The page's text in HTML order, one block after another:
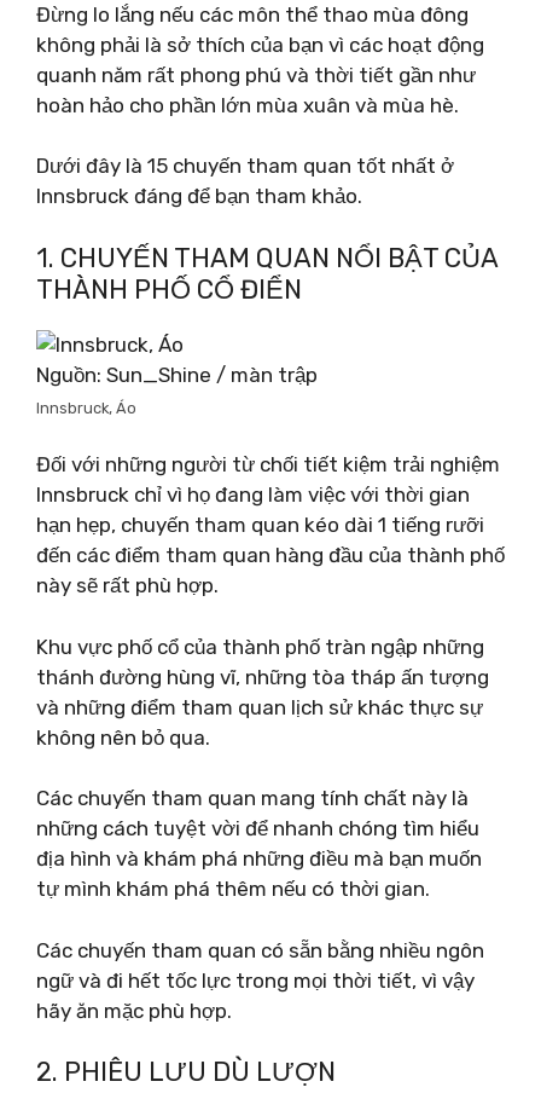
Đừng lo lắng nếu các môn thể thao mùa đông
không phải là sở thích của bạn vì các hoạt động
quanh năm rất phong phú và thời tiết gần như
hoàn hảo cho phần lớn mùa xuân và mùa hè.
Dưới đây là 15 chuyến tham quan tốt nhất ở
Innsbruck đáng để bạn tham khảo.
1. CHUYẾN THAM QUAN NỔI BẬT CỦA
THÀNH PHỐ CỔ ĐIỂN
Nguồn: Sun_Shine / màn trập
Innsbruck, Áo
Đối với những người từ chối tiết kiệm trải nghiệm
Innsbruck chỉ vì họ đang làm việc với thời gian
hạn hẹp, chuyến tham quan kéo dài 1 tiếng rưỡi
đến các điểm tham quan hàng đầu của thành phố
này sẽ rất phù hợp.
Khu vực phố cổ của thành phố tràn ngập những
thánh đường hùng vĩ, những tòa tháp ấn tượng
và những điểm tham quan lịch sử khác thực sự
không nên bỏ qua.
Các chuyến tham quan mang tính chất này là
những cách tuyệt vời để nhanh chóng tìm hiểu
địa hình và khám phá những điều mà bạn muốn
tự mình khám phá thêm nếu có thời gian.
Các chuyến tham quan có sẵn bằng nhiều ngôn
ngữ và đi hết tốc lực trong mọi thời tiết, vì vậy
hãy ăn mặc phù hợp.
2. PHIÊU LƯU DÙ LƯỢN